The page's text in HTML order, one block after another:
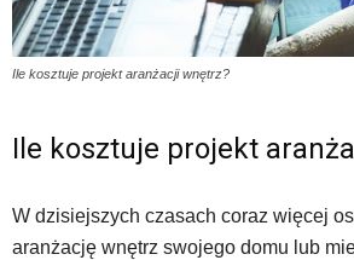
Ile kosztuje projekt aranżacji wnętrz?
Ile kosztuje projekt
W dzisiejszych czasach coraz więcej
aranżację wnętrz swojego domu lub